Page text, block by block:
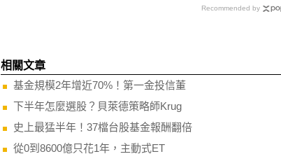
Recommended by
相關文章
基金規模2年增近70%！第一金投信董
下半年怎麼選股？貝萊德策略師Krug
史上最猛半年！37檔台股基金報酬翻倍
從0到8600億只花1年，主動式ET